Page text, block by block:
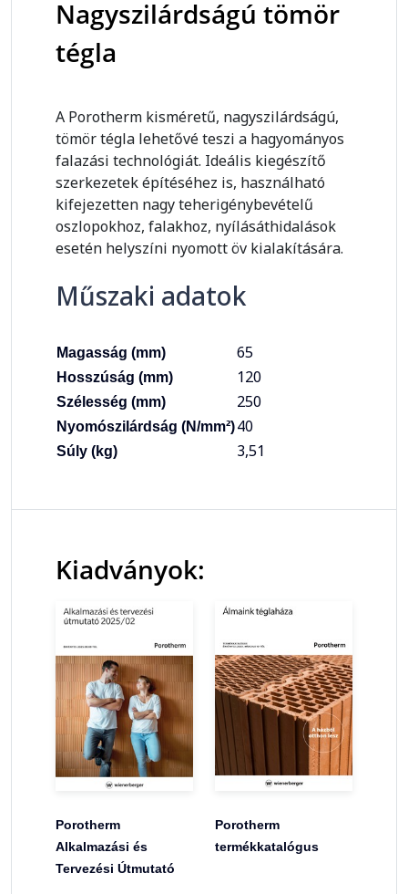
Nagyszilárdságú tömör
tégla
A Porotherm kisméretű, nagyszilárdságú,
tömör tégla lehetővé teszi a hagyományos
falazási technológiát. Ideális kiegészítő
szerkezetek építéséhez is, használható
kifejezetten nagy teherigénybevételű
oszlopokhoz, falakhoz, nyílásáthidalások
esetén helyszíni nyomott öv kialakítására.
Műszaki adatok
Magasság (mm) 65
Hosszúság (mm) 120
Szélesség (mm) 250
Nyomószilárdság (N/mm²)40
Súly (kg) 3,51
Kiadványok:
Porotherm
Alkalmazási és
Tervezési Útmutató
Porotherm
termékkatalógus